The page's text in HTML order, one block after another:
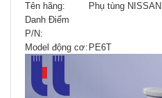
Tên hãng:
Phụ tùng NISSAN
Danh Điểm
P/N:
Model động cơ: PE6T